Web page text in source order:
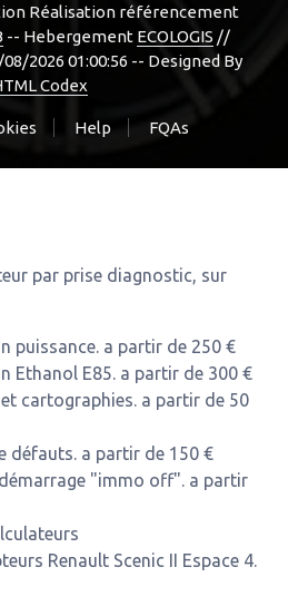
Réalisation référencement
-- Hebergement ECOLOGIS //
2026 01:00:56 -- Designed By
Codex
Help FQAs
par prise diagnostic, sur
puissance. a partir de 250 €
Ethanol E85. a partir de 300 €
cartographies. a partir de 50
défauts. a partir de 150 €
"immo off". a partir
Renault Scenic II Espace 4.